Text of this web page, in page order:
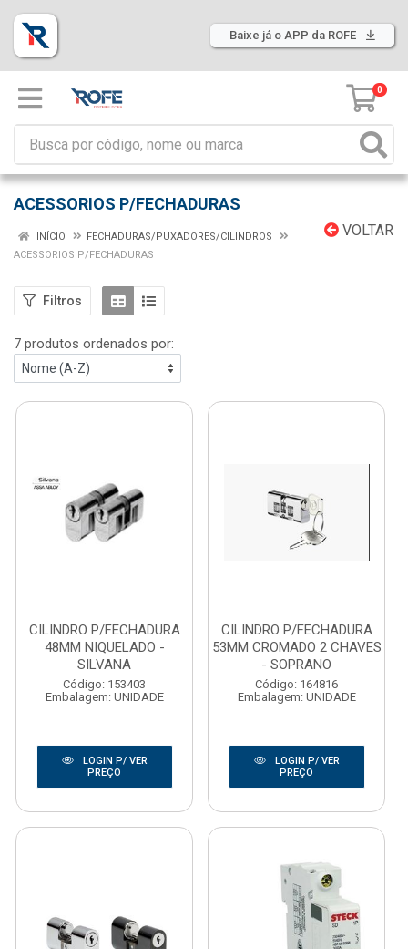
Baixe já o APP da ROFE
0
ACESSORIOS P/FECHADURAS
VOLTAR
INÍCIO
FECHADURAS/PUXADORES/CILINDROS
ACESSORIOS P/FECHADURAS
Filtros
7 produtos ordenados por:
CILINDRO P/FECHADURA
48MM NIQUELADO -
SILVANA
Código: 153403
Embalagem: UNIDADE
LOGIN P/ VER
PREÇO
CILINDRO P/FECHADURA
53MM CROMADO 2 CHAVES
- SOPRANO
Código: 164816
Embalagem: UNIDADE
LOGIN P/ VER
PREÇO